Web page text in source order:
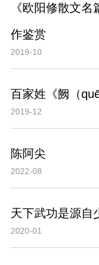
《欧阳修散文
作鉴赏
2019-10
百家姓《阙（
2019-12
陈阿尖
2022-08
天下武功是源自
2020-01